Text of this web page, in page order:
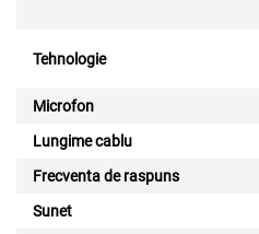
Tehnologie
Microfon
Lungime cablu
Frecventa de raspuns
Sunet